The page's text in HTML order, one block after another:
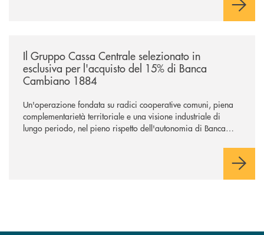
Il Gruppo Cassa Centrale selezionato in
esclusiva per l'acquisto del 15% di Banca
Cambiano 1884
Un'operazione fondata su radici cooperative comuni, piena
complementarietà territoriale e una visione industriale di
lungo periodo, nel pieno rispetto dell'autonomia di Banca
negoziazione esclusiva per la finalizzazione dell’operazione.